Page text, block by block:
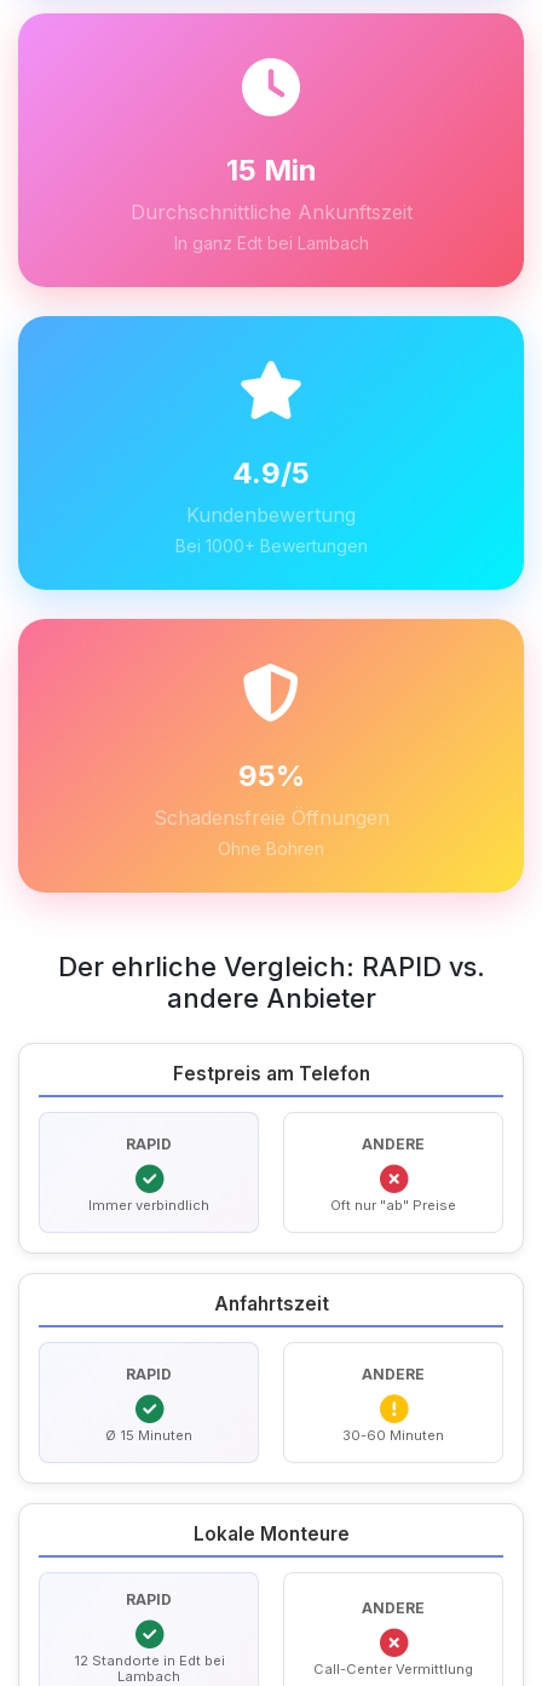
15 Min
Durchschnittliche Ankunftszeit
In ganz Edt bei Lambach
4.9/5
Kundenbewertung
Bei 1000+ Bewertungen
95%
Schadensfreie Öffnungen
Ohne Bohren
Der ehrliche Vergleich: RAPID vs.
andere Anbieter
Festpreis am Telefon
RAPID
Immer verbindlich
ANDERE
Oft nur "ab" Preise
Anfahrtszeit
RAPID
Ø 15 Minuten
ANDERE
30-60 Minuten
Lokale Monteure
RAPID
12 Standorte in Edt bei
Lambach
ANDERE
Call-Center Vermittlung